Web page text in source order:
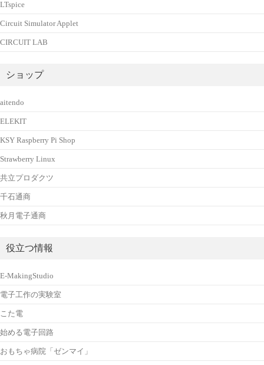
LTspice
Circuit Simulator Applet
CIRCUIT LAB
ショップ
aitendo
ELEKIT
KSY Raspberry Pi Shop
Strawberry Linux
共立プロダクツ
千石通商
秋月電子通商
役立つ情報
E-MakingStudio
電子工作の実験室
こた電
始める電子回路
おもちゃ病院「ゼンマイ」